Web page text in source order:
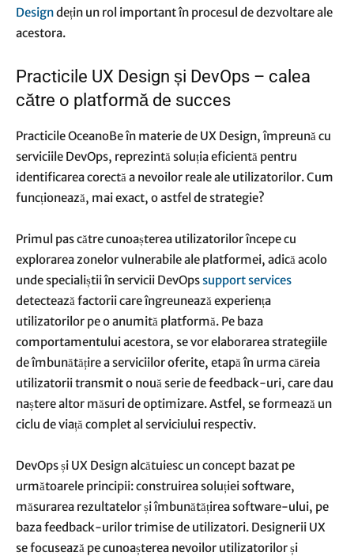
Designdețin un rol important în procesul de dezvoltare ale
acestora.
Practicile UX Design și DevOps – calea
către o platformă de succes
Practicile OceanoBe în materie de UX Design, împreună cu
serviciile DevOps, reprezintă soluția eficientă pentru
identificarea corectă a nevoilor reale ale utilizatorilor. Cum
funcționează, mai exact, o astfel de strategie?
Primul pas către cunoașterea utilizatorilor începe cu
explorarea zonelor vulnerabile ale platformei, adică acolo
unde specialiștii în servicii DevOpssupport services
detectează factorii care îngreunează experiența
utilizatorilor pe o anumită platformă. Pe baza
comportamentului acestora, se vor elaborarea strategiile
de îmbunătățire a serviciilor oferite, etapă în urma căreia
utilizatorii transmit o nouă serie de feedback-uri, care dau
naștere altor măsuri de optimizare. Astfel, se formează un
ciclu de viață complet al serviciului respectiv.
DevOps și UX Design alcătuiesc un concept bazat pe
următoarele principii: construirea soluției software,
măsurarea rezultatelor și îmbunătățirea software-ului, pe
baza feedback-urilor trimise de utilizatori. Designerii UX
se focusează pe cunoașterea nevoilor utilizatorilor și